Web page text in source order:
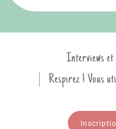
Interviews
Respirez ! Vous